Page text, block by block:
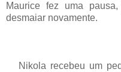
Maurice fez uma
desmaiar novamente.
Nikola recebeu um